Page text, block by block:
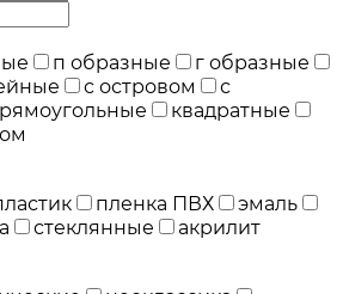
п образные
г образные
с островом
с
квадратные
пленка ПВХ
эмаль
стеклянные
акрилит